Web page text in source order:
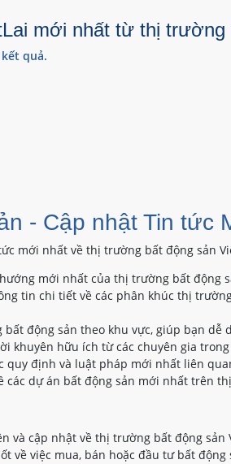
mới nhất từ thị
quả.
- Cập nhật Tin tức
mới nhất về thị trường bất động sản
mới nhất của thị trường bất động
tin chi tiết về các phân khúc thị
động sản theo khu vực, giúp bạn dễ
khuyên hữu ích từ các chuyên gia
quy định và luật pháp mới nhất liên
các dự án bất động sản mới nhất trên
và cập nhật về thị trường bất động sản
về việc mua, bán hoặc đầu tư bất động